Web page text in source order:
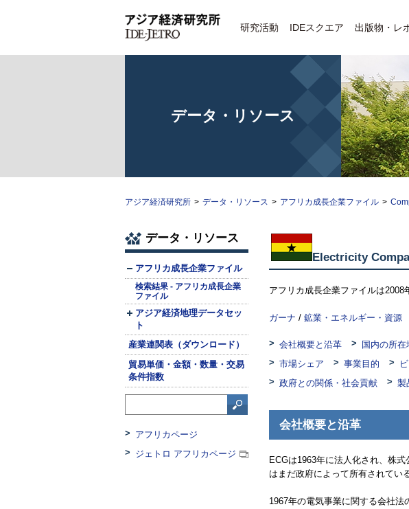
研究活動 IDEスクエア 出版物・レ
データ・リソース
アジア経済研究所 > データ・リソース > アフリカ成長企業ファイル >
データ・リソース
アフリカ成長企業ファイル
検索結果 - アフリカ成長企業
ファイル
アジア経済地理データセッ
ト
産業連関表（ダウンロード）
貿易単価・金額・数量・交易
条件指数
アフリカページ
ジェトロ アフリカページ
Electricity
アフリカ成長企業ファイルは2008
ガーナ / 鉱業・エネルギー・資源
会社概要と沿革 国内の所在
市場シェア
事業目的
政府との関係・社会貢献
製
会社概要と沿革
ECGは1963年に法人化され、株
はまだ政府によって所有されている
1967年の電気事業に関する会社法